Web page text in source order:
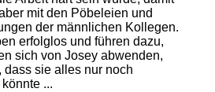
mit den Pöbeleien und
der männlichen Kollegen.
erfolglos und führen dazu,
sich von Josey abwenden,
sie alles nur noch
...